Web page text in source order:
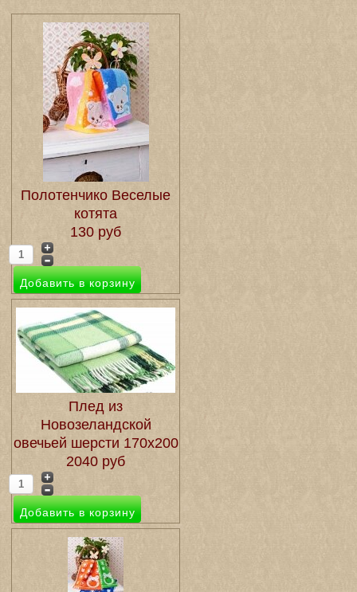
Полотенчико Веселые
котята
130 руб
Плед из
Новозеландской
овечьей шерсти 170х200
2040 руб